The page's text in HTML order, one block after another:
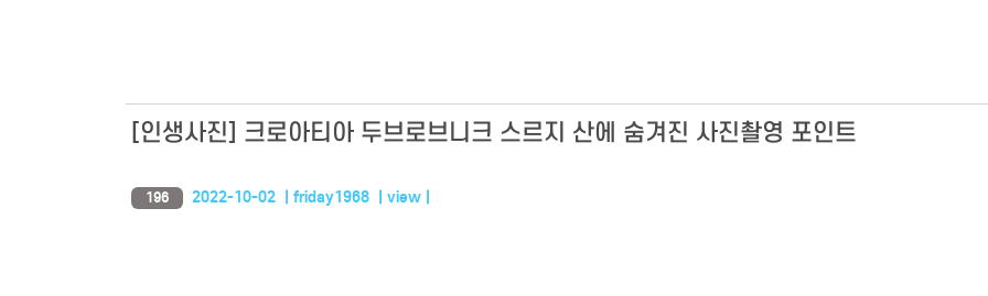
[인생사진] 크로아티아 두브로브니크 스르지 산에 숨겨진 사진촬영 포인트
196 2022-10-02 | friday1968 | view |